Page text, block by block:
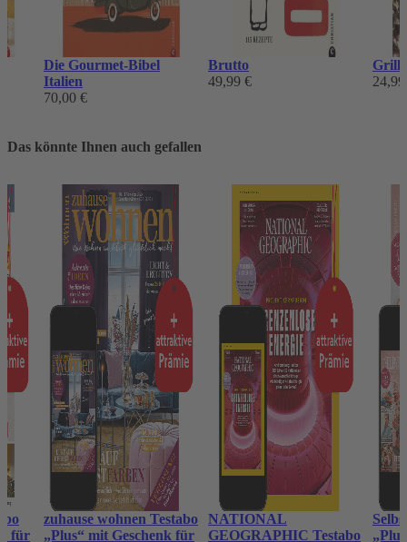
Die Gourmet-Bibel
Italien
70,00 €
Brutto
49,99 €
Grill-
Das könnte Ihnen auch gefallen
für
zuhause wohnen Testabo
„Plus“ mit Geschenk für
NATIONAL
GEOGRAPHIC Testabo